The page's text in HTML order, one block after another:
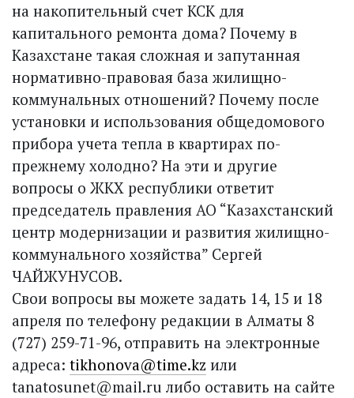
на накопительный счет КСК для
капитального ремонта дома? Почему в
Казахстане такая сложная и запутанная
нормативно-правовая база жилищно-
коммунальных отношений? Почему после
установки и использования общедомового
прибора учета тепла в квартирах по-
прежнему холодно? На эти и другие
вопросы о ЖКХ республики ответит
председатель правления АО “Казахстанский
центр модернизации и развития жилищно-
коммунального хозяйства” Сергей
ЧАЙЖУНУСОВ.
Свои вопросы вы можете задать 14, 15 и 18
апреля по телефону редакции в Алматы 8
(727) 259-71-96, отправить на электронные
адреса: tikhonova@time.kz или
tanatosunet@mail.ru либо оставить на сайте